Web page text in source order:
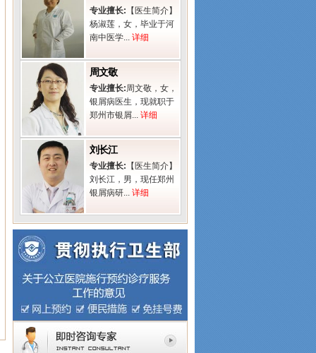
专业擅长: 【医生简介】
杨淑莲，女，毕业于河
南中医学... 详细
周文敬
专业擅长:周文敬，女，
银屑病医生，现就职于
郑州市银屑... 详细
刘长江
专业擅长: 【医生简介】
刘长江，男，现任郑州
银屑病研... 详细